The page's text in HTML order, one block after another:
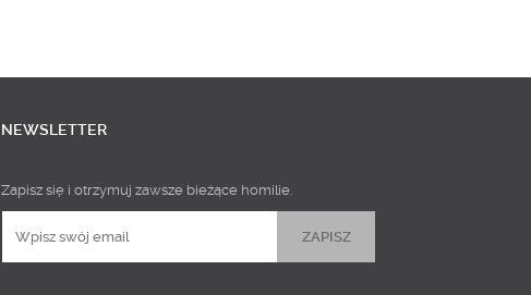
NEWSLETTER
Zapisz się i otrzymuj zawsze bieżące homilie.